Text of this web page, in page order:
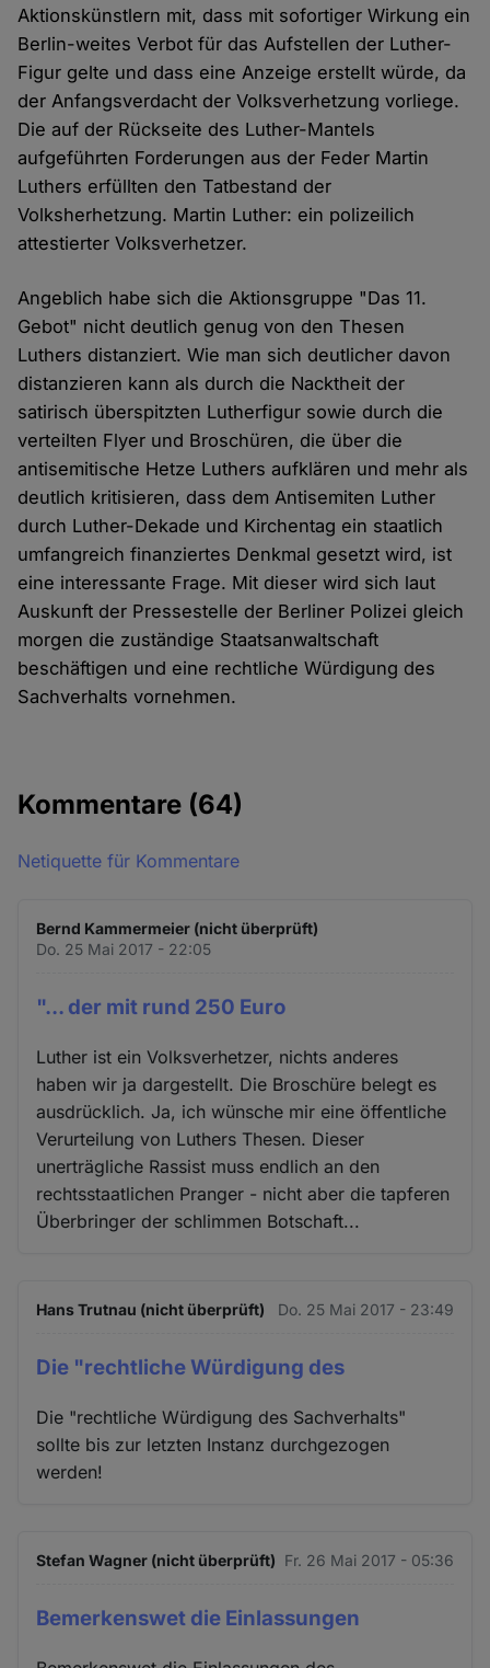
Aktionskünstlern mit, dass mit sofortiger Wirkung ein
Berlin-weites Verbot für das Aufstellen der Luther-
Figur gelte und dass eine Anzeige erstellt würde, da
der Anfangsverdacht der Volksverhetzung vorliege.
Die auf der Rückseite des Luther-Mantels
aufgeführten Forderungen aus der Feder Martin
Luthers erfüllten den Tatbestand der
Volksherhetzung. Martin Luther: ein polizeilich
attestierter Volksverhetzer.
Angeblich habe sich die Aktionsgruppe "Das 11.
Gebot" nicht deutlich genug von den Thesen
Luthers distanziert. Wie man sich deutlicher davon
distanzieren kann als durch die Nacktheit der
satirisch überspitzten Lutherfigur sowie durch die
verteilten Flyer und Broschüren, die über die
antisemitische Hetze Luthers aufklären und mehr als
deutlich kritisieren, dass dem Antisemiten Luther
durch Luther-Dekade und Kirchentag ein staatlich
umfangreich finanziertes Denkmal gesetzt wird, ist
eine interessante Frage. Mit dieser wird sich laut
Auskunft der Pressestelle der Berliner Polizei gleich
morgen die zuständige Staatsanwaltschaft
beschäftigen und eine rechtliche Würdigung des
Sachverhalts vornehmen.
Kommentare (64)
Netiquette für Kommentare
Bernd Kammermeier (nicht überprüft)
Do. 25 Mai 2017 - 22:05
"... der mit rund 250 Euro
Luther ist ein Volksverhetzer, nichts anderes
haben wir ja dargestellt. Die Broschüre belegt es
ausdrücklich. Ja, ich wünsche mir eine öffentliche
Verurteilung von Luthers Thesen. Dieser
unerträgliche Rassist muss endlich an den
rechtsstaatlichen Pranger - nicht aber die tapferen
Überbringer der schlimmen Botschaft...
Hans Trutnau (nicht überprüft) Do. 25 Mai 2017 - 23:49
Die "rechtliche Würdigung des
Die "rechtliche Würdigung des Sachverhalts"
sollte bis zur letzten Instanz durchgezogen
werden!
Stefan Wagner (nicht überprüft) Fr. 26 Mai 2017 - 05:36
Bemerkenswet die Einlassungen